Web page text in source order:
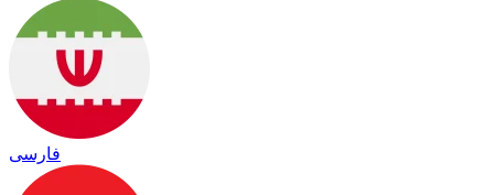
فارسی